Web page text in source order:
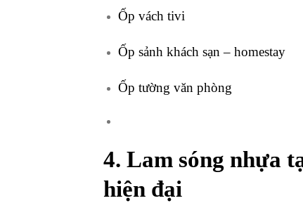
Ốp vách tivi
Ốp sảnh khách sạn – homestay
Ốp tường văn phòng
4. Lam sóng nhựa
hiện đại